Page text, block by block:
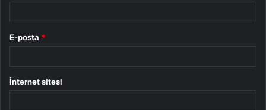
E-posta *
İnternet sitesi